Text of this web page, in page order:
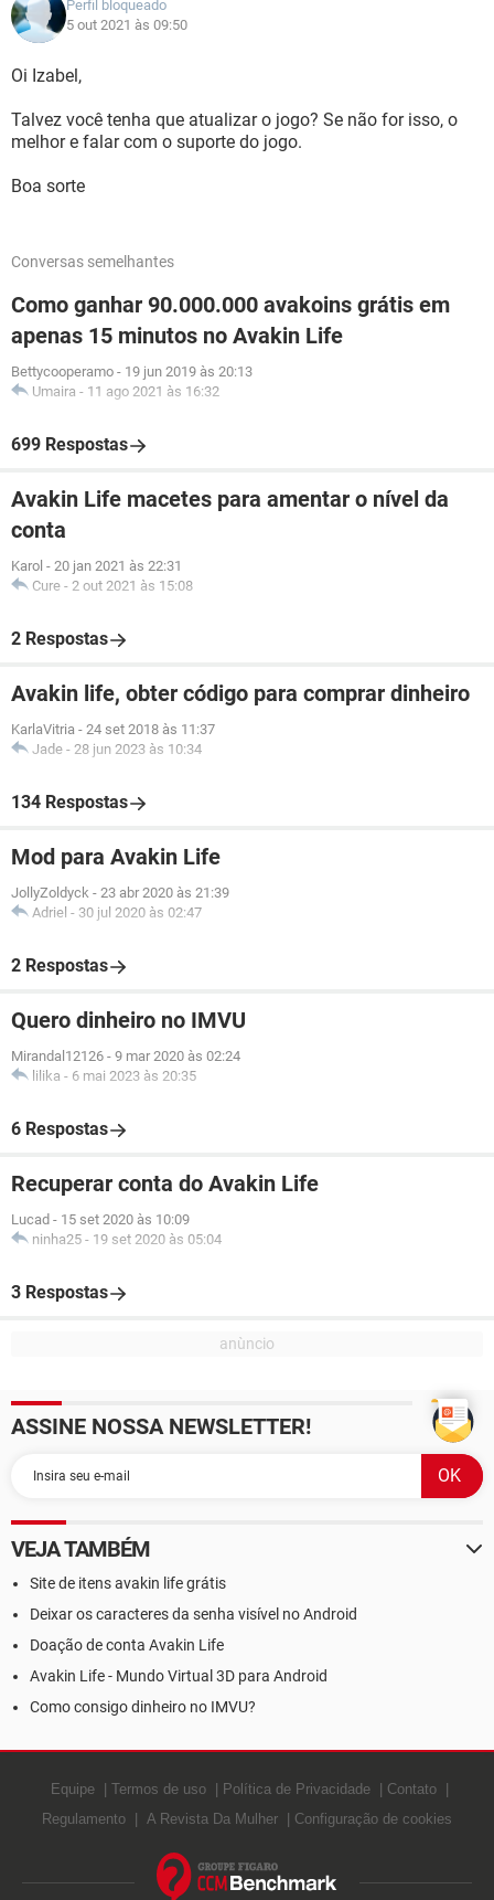
Perfil bloqueado
5 out 2021 às 09:50
Oi Izabel,
Talvez você tenha que atualizar o jogo? Se não for isso, o
melhor e falar com o suporte do jogo.
Boa sorte
Conversas semelhantes
Como ganhar 90.000.000 avakoins grátis em
apenas 15 minutos no Avakin Life
Bettycooperamo - 19 jun 2019 às 20:13
Umaira - 11 ago 2021 às 16:32
699 Respostas
Avakin Life macetes para amentar o nível da
conta
Karol - 20 jan 2021 às 22:31
Cure - 2 out 2021 às 15:08
2 Respostas
Avakin life, obter código para comprar dinheiro
KarlaVitria - 24 set 2018 às 11:37
Jade - 28 jun 2023 às 10:34
134 Respostas
Mod para Avakin Life
JollyZoldyck - 23 abr 2020 às 21:39
Adriel - 30 jul 2020 às 02:47
2 Respostas
Quero dinheiro no IMVU
Mirandal12126 - 9 mar 2020 às 02:24
lilika - 6 mai 2023 às 20:35
6 Respostas
Recuperar conta do Avakin Life
Lucad - 15 set 2020 às 10:09
ninha25 - 19 set 2020 às 05:04
3 Respostas
ASSINE NOSSA NEWSLETTER!
VEJA TAMBÉM
Site de itens avakin life grátis
Deixar os caracteres da senha visível no Android
Doação de conta Avakin Life
Avakin Life - Mundo Virtual 3D para Android
Como consigo dinheiro no IMVU?
Equipe Termos de uso Política de Privacidade
Contato
Regulamento
A Revista Da Mulher Configuração de cookies